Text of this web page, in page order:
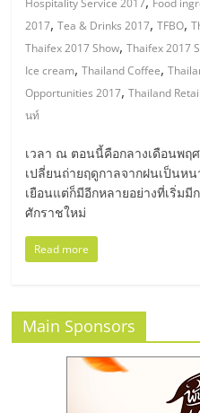
รน
ไชส์
ขาย
แฟ
รน
แฟ
Hospitality Service 2017 Food
2017,Tea & Drinks 2017,TFBO,
Thaifex 2017 Show,Thaifex 2017
Ice cream,Thailand Coffee,
Opportunities 2017,Thailand Retail
นท์
เวลา ณ ตอนนี้คือกลางเดือนพฤ
เปลี่ยนถ่ายฤดูกาลจากฝนเป็นห
เยือนแต่ก็มีอีกหลายอย่างที่เริ่มมี
ศักราชใหม่
Read more
Main Sponsors